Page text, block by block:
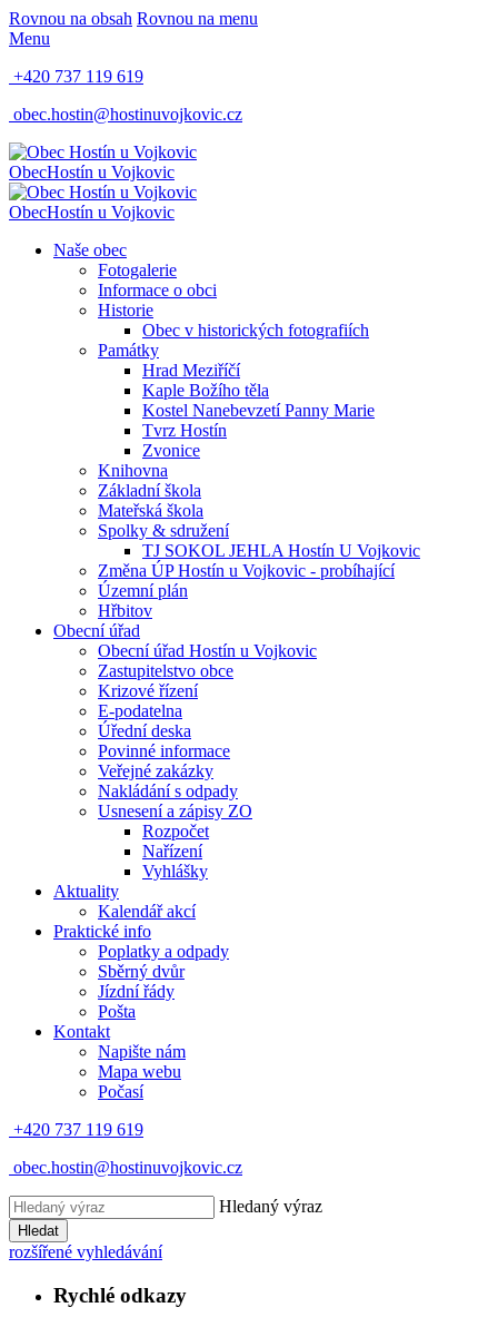
Rovnou na obsah Rovnou na menu
Menu
+420 737 119 619
obec.hostin@hostinuvojkovic.cz
ObecHostín u Vojkovic
ObecHostín u Vojkovic
Naše obec
Fotogalerie
Informace o obci
Historie
Obec v historických fotografiích
Památky
Hrad Meziříčí
Kaple Božího těla
Kostel Nanebevzetí Panny Marie
Tvrz Hostín
Zvonice
Knihovna
Základní škola
Mateřská škola
Spolky & sdružení
TJ SOKOL JEHLA Hostín U Vojkovic
Změna ÚP Hostín u Vojkovic - probíhající
Územní plán
Hřbitov
Obecní úřad
Obecní úřad Hostín u Vojkovic
Zastupitelstvo obce
Krizové řízení
E-podatelna
Úřední deska
Povinné informace
Veřejné zakázky
Nakládání s odpady
Usnesení a zápisy ZO
Rozpočet
Nařízení
Vyhlášky
Aktuality
Kalendář akcí
Praktické info
Poplatky a odpady
Sběrný dvůr
Jízdní řády
Pošta
Kontakt
Napište nám
Mapa webu
Počasí
+420 737 119 619
obec.hostin@hostinuvojkovic.cz
Hledaný výraz
Hledat
rozšířené vyhledávání
Rychlé odkazy